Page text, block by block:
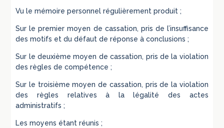
Vu le mémoire personnel régulièrement produit ;
Sur le premier moyen de cassation, pris de l’insuffisance
des motifs et du défaut de réponse à conclusions ;
Sur le deuxième moyen de cassation, pris de la violation
des règles de compétence ;
Sur le troisième moyen de cassation, pris de la violation
des règles relatives à la légalité des actes
administratifs ;
Les moyens étant réunis ;